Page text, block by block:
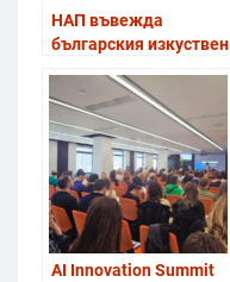
НАП въвежда
българския изкуствен
AI Innovation Summit